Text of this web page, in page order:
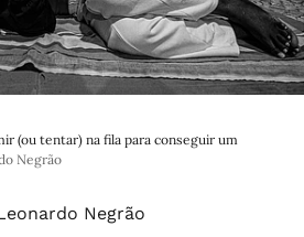
(ou tentar) na fila para conseguir um
Negrão
Negrão